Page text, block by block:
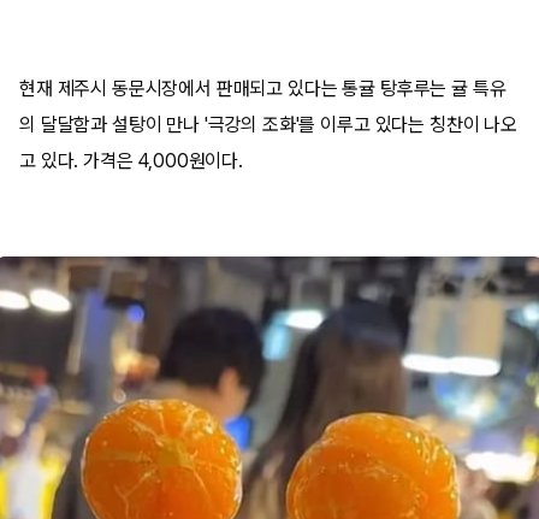
현재 제주시 동문시장에서 판매되고 있다는 통귤 탕후루는 귤 특유
의 달달함과 설탕이 만나 '극강의 조화'를 이루고 있다는 칭찬이 나오
고 있다. 가격은 4,000원이다.